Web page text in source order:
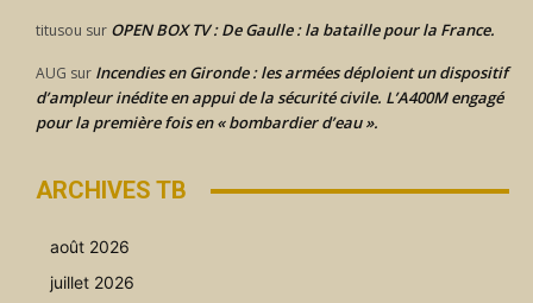
titusou sur OPEN BOX TV : De Gaulle : la bataille pour la France.
AUG sur Incendies en Gironde : les armées déploient un dispositif
d’ampleur inédite en appui de la sécurité civile. L’A400M engagé
pour la première fois en « bombardier d’eau ».
ARCHIVES TB
août 2026
juillet 2026